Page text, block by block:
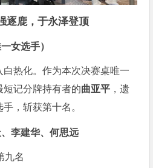
逐鹿，于永泽登顶
女选手）
白热化。作为本次决赛桌唯一
短记分牌持有者的曲亚平 ，遗
，斩获第十名。
李建华、何思远
名